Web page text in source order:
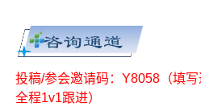
投稿/参会邀请码：Y8058（填
全程1v1跟进）